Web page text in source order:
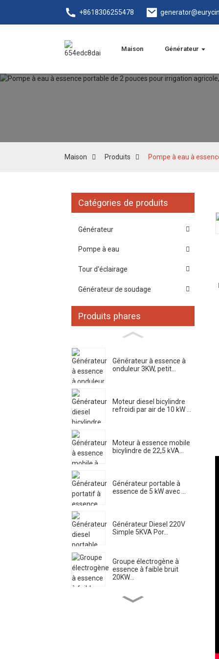
+8618306255478
Maison Générateur
Maison Produits Pompe à eau à
Catégories de produits
Générateur
Pompe à eau
Tour d'éclairage
Générateur de soudage
Produits phares
Générateur à essence à
onduleur 3KW, petit...
Moteur diesel bicylindre
refroidi par air de 10 kW ...
Moteur à essence mobile
bicylindre de 22,5 kVA...
Générateur portable à
essence de 5 kW avec ...
Générateur Diesel 220V
Simple 5KVA Por...
Groupe électrogène à
essence à faible bruit
20KW...